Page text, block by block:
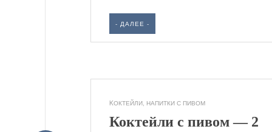
- ДАЛЕЕ -
KОКТЕЙЛИ, НАПИТКИ С ПИВОМ
Коктейли с пивом — 2